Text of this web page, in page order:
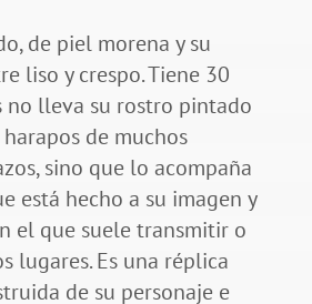
de piel morena y su
liso y crespo. Tiene 30
no lleva su rostro pintado
de muchos
sino que lo acompaña
está hecho a su imagen y
el que suele transmitir o
lugares. Es una réplica
de su personaje e